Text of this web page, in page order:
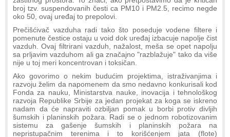
broj tzv. suspendovanih česti ca PM10 i PM2.5, recimo negde
oko 50, ovaj uređaj to prepolovi.
Prečišćivač vazduha radi tako što poseduje vodene filtere i
pomenute čestice ostaju u void dok uređaj izbacuje napolje čist
vazduh. Ovaj filtrirani vazduh, nažalost, meša se opet napolju
sa prljavim vazduhom ali ga značajno "razblažuje" tako da više
nije u toj meri koncentrovan i toksičan.
Ako govorimo o nekim budućim projektima, istraživanjima i
razvoju želim da napomenem da smo nedavno konkurisali kod
Fonda za nauku, Ministarstva nauke, inovacija i tehnološkog
razvoja Republike Srbije za jedan projekat za koga se iskreno
nadam da će napraviti ozbiljan pomak u borbi protiv divljih
šumskih i planinskih požara. Radi se o jednom robotizovanim
sistemu za gašenje šumskih i planinskih požara na
nepristupačnim terenima i to korišćenjem jata (flote)